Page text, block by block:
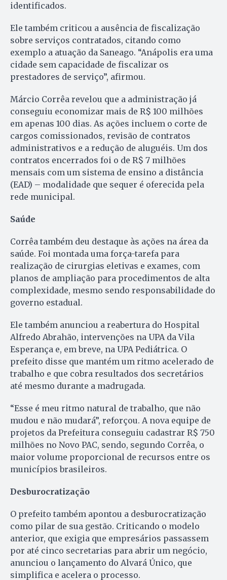
identificados.
Ele também criticou a ausência de fiscalização
sobre serviços contratados, citando como
exemplo a atuação da Saneago. “Anápolis era uma
cidade sem capacidade de fiscalizar os
prestadores de serviço”, afirmou.
Márcio Corrêa revelou que a administração já
conseguiu economizar mais de R$ 100 milhões
em apenas 100 dias. As ações incluem o corte de
cargos comissionados, revisão de contratos
administrativos e a redução de aluguéis. Um dos
contratos encerrados foi o de R$ 7 milhões
mensais com um sistema de ensino a distância
(EAD) – modalidade que sequer é oferecida pela
rede municipal.
Saúde
Corrêa também deu destaque às ações na área da
saúde. Foi montada uma força-tarefa para
realização de cirurgias eletivas e exames, com
planos de ampliação para procedimentos de alta
complexidade, mesmo sendo responsabilidade do
governo estadual.
Ele também anunciou a reabertura do Hospital
Alfredo Abrahão, intervenções na UPA da Vila
Esperança e, em breve, na UPA Pediátrica. O
prefeito disse que mantém um ritmo acelerado de
trabalho e que cobra resultados dos secretários
até mesmo durante a madrugada.
“Esse é meu ritmo natural de trabalho, que não
mudou e não mudará”, reforçou. A nova equipe de
projetos da Prefeitura conseguiu cadastrar R$ 750
milhões no Novo PAC, sendo, segundo Corrêa, o
maior volume proporcional de recursos entre os
municípios brasileiros.
Desburocratização
O prefeito também apontou a desburocratização
como pilar de sua gestão. Criticando o modelo
anterior, que exigia que empresários passassem
por até cinco secretarias para abrir um negócio,
anunciou o lançamento do Alvará Único, que
simplifica e acelera o processo.